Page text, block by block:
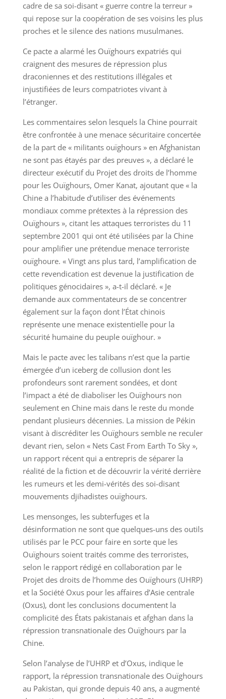
cadre de sa soi-disant « guerre contre la terreur »
qui repose sur la coopération de ses voisins les plus
proches et le silence des nations musulmanes.
Ce pacte a alarmé les Ouïghours expatriés qui
craignent des mesures de répression plus
draconiennes et des restitutions illégales et
injustifiées de leurs compatriotes vivant à
l’étranger.
Les commentaires selon lesquels la Chine pourrait
être confrontée à une menace sécuritaire concertée
de la part de « militants ouïghours » en Afghanistan
ne sont pas étayés par des preuves », a déclaré le
directeur exécutif du Projet des droits de l’homme
pour les Ouïghours, Omer Kanat, ajoutant que « la
Chine a l’habitude d’utiliser des événements
mondiaux comme prétextes à la répression des
Ouïghours », citant les attaques terroristes du 11
septembre 2001 qui ont été utilisées par la Chine
pour amplifier une prétendue menace terroriste
ouïghoure. « Vingt ans plus tard, l’amplification de
cette revendication est devenue la justification de
politiques génocidaires », a-t-il déclaré. « Je
demande aux commentateurs de se concentrer
également sur la façon dont l’État chinois
représente une menace existentielle pour la
sécurité humaine du peuple ouïghour. »
Mais le pacte avec les talibans n’est que la partie
émergée d’un iceberg de collusion dont les
profondeurs sont rarement sondées, et dont
l’impact a été de diaboliser les Ouïghours non
seulement en Chine mais dans le reste du monde
pendant plusieurs décennies. La mission de Pékin
visant à discréditer les Ouïghours semble ne reculer
devant rien, selon « Nets Cast From Earth To Sky »,
un rapport récent qui a entrepris de séparer la
réalité de la fiction et de découvrir la vérité derrière
les rumeurs et les demi-vérités des soi-disant
mouvements djihadistes ouïghours.
Les mensonges, les subterfuges et la
désinformation ne sont que quelques-uns des outils
utilisés par le PCC pour faire en sorte que les
Ouïghours soient traités comme des terroristes,
selon le rapport rédigé en collaboration par le
Projet des droits de l’homme des Ouïghours (UHRP)
et la Société Oxus pour les affaires d’Asie centrale
(Oxus), dont les conclusions documentent la
complicité des États pakistanais et afghan dans la
répression transnationale des Ouïghours par la
Chine.
Selon l’analyse de l’UHRP et d’Oxus, indique le
rapport, la répression transnationale des Ouïghours
au Pakistan, qui gronde depuis 40 ans, a augmenté